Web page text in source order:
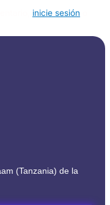
inicie sesión
(Tanzania) de la